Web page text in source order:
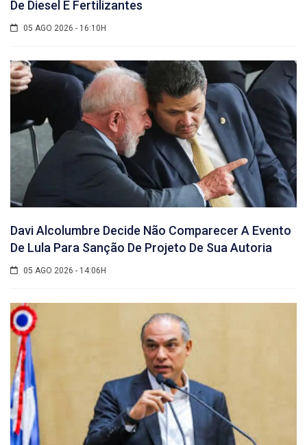
De Diesel E Fertilizantes
05 AGO 2026 - 16:10H
Davi Alcolumbre Decide Não Comparecer A Evento
De Lula Para Sanção De Projeto De Sua Autoria
05 AGO 2026 - 14:06H